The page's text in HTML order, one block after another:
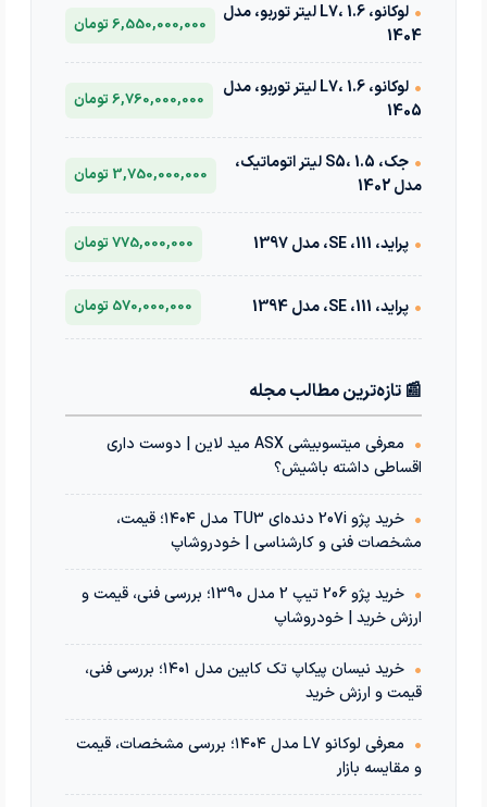
•
لوکانو، L7، 1.6 لیتر توربو، مدل
1404
6,550,000,000 تومان
•
لوکانو، L7، 1.6 لیتر توربو، مدل
1405
6,760,000,000 تومان
•
جک، S5، 1.5 لیتر اتوماتیک،
مدل 1402
3,750,000,000 تومان
• پراید، 111، SE، مدل 1397 775,000,000 تومان
• پراید، 111، SE، مدل 1394 570,000,000 تومان
📰 تازه‌ترین مطالب مجله
•
معرفی میتسوبیشی ASX مید لاین | دوست داری
اقساطی داشته باشیش؟
•
خرید پژو 207i دنده‌ای TU3 مدل ۱۴۰۴؛ قیمت،
مشخصات فنی و کارشناسی | خودروشاپ
•
خرید پژو 206 تیپ 2 مدل 1390؛ بررسی فنی، قیمت و
ارزش خرید | خودروشاپ
•
خرید نیسان پیکاپ تک کابین مدل ۱۴۰۱؛ بررسی فنی،
قیمت و ارزش خرید
•
معرفی لوکانو L7 مدل ۱۴۰۴؛ بررسی مشخصات، قیمت
و مقایسه بازار